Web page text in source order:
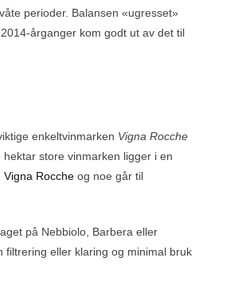
perioder. Balansen «ugresset»
årganger kom godt ut av det til
enkeltvinmarken Vigna Rocche
store vinmarken ligger i en
Vigna Rocche og noe går til
på Nebbiolo, Barbera eller
eller klaring og minimal bruk